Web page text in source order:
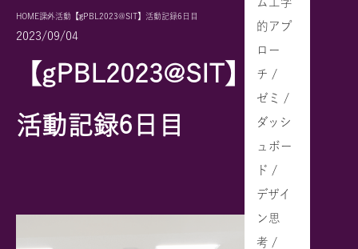
HOME課外活動 【gPBL2023@SIT】活動記録6日目
2023/09/04
【gPBL2023@SIT】
活動記録6日目
的アプ
ロー
チ /
ゼミ /
ダッシ
ュボー
ド /
デザイ
ン思
考 /